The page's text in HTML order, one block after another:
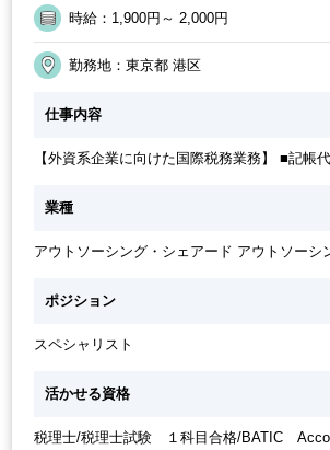
駅直結 派遣スタッフ活躍中 外資系企業
駅から徒歩5分以内 オフィスが禁煙
経理主担当
税務（税務） ／ 監査・会計・税務・コンサルティング アウ
トソーシング・記帳代行
時給：1,900円～ 2,000円
勤務地：東京都 港区
仕事内容
【外資系企業に向けた国際税務業務】 ■記帳
ョンの調整 ■各種税務アドバイザリー業務（
務） ■パートナー、マネージャーのサポート
業種
アウトソーシング・シェアード アウトソーシ
ポジション
スペシャリスト
活かせる資格
税理士/税理士試験 １科目合格/BATIC